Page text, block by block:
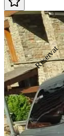
Reservat